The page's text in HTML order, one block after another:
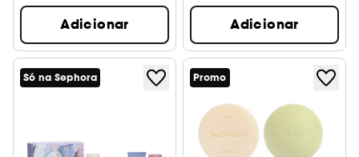
Adicionar Adicionar
Só na Sephora Promo